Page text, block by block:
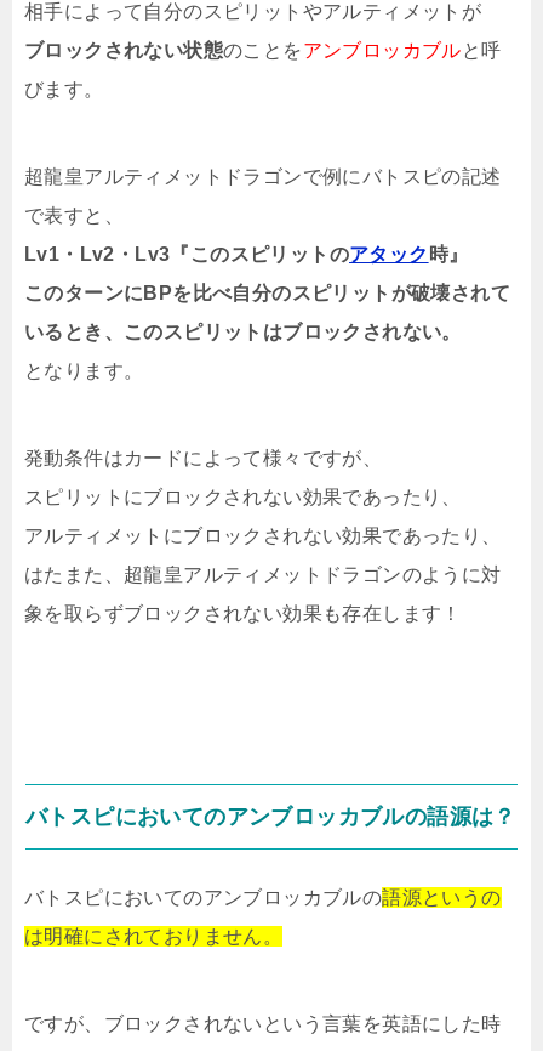
相手によって自分のスピリットやアルティメットが
ブロックされない状態のことをアンブロッカブルと呼
びます。
超龍皇アルティメットドラゴンで例にバトスピの記述
で表すと、
Lv1・Lv2・Lv3『このスピリットのアタック 時』
このターンにBPを比べ自分のスピリットが破壊されて
いるとき、このスピリットはブロックされない。
となります。
発動条件はカードによって様々ですが、
スピリットにブロックされない効果であったり、
アルティメットにブロックされない効果であったり、
はたまた、超龍皇アルティメットドラゴンのように対
象を取らずブロックされない効果も存在します！
バトスピにおいてのアンブロッカブルの語源は？
バトスピにおいてのアンブロッカブルの語源というの
は明確にされておりません。
ですが、ブロックされないという言葉を英語にした時